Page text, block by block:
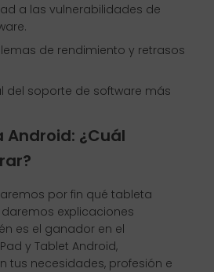
a las vulnerabilidades de
de rendimiento y retrasos
del soporte de software más
Android: ¿Cuál
por fin qué tableta
explicaciones
es el ganador en el
y Tablet Android,
tus necesidades, profesión e